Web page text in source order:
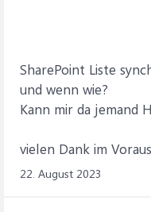
SharePoint Liste
und wenn wie?
Kann mir da jemand
vielen Dank im
22. August 2023